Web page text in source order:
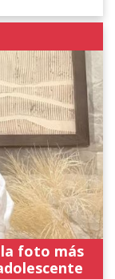
foto más